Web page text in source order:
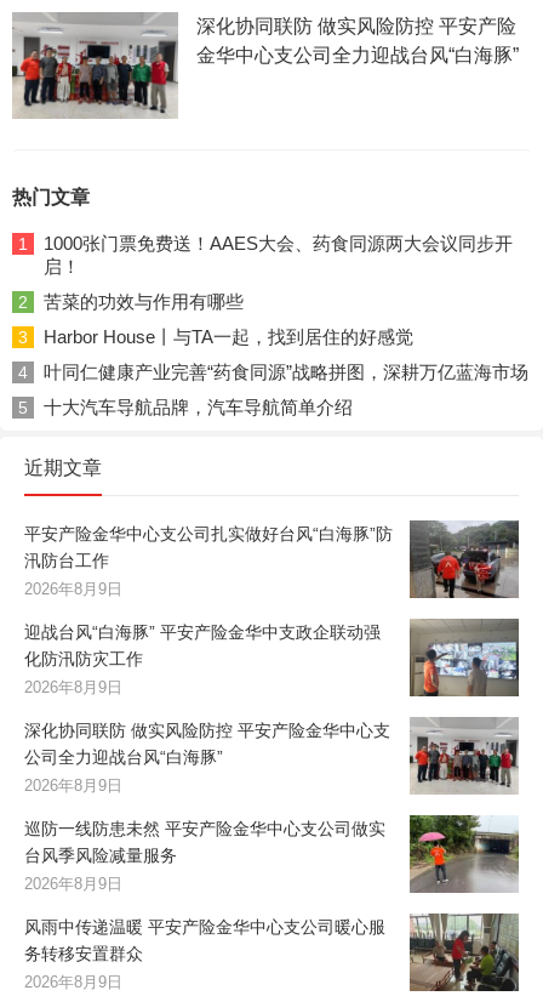
深化协同联防 做实风险防控 平安产险
金华中心支公司全力迎战台风“白海豚”
热门文章
1
1000张门票免费送！AAES大会、药食同源两大会议同步开
启！
2 苦菜的功效与作用有哪些
3 Harbor House丨与TA一起，找到居住的好感觉
4 叶同仁健康产业完善“药食同源”战略拼图，深耕万亿蓝海市场
5 十大汽车导航品牌，汽车导航简单介绍
近期文章
平安产险金华中心支公司扎实做好台风“白海豚”防
汛防台工作
2026年8月9日
迎战台风“白海豚” 平安产险金华中支政企联动强
化防汛防灾工作
2026年8月9日
深化协同联防 做实风险防控 平安产险金华中心支
公司全力迎战台风“白海豚”
2026年8月9日
巡防一线防患未然 平安产险金华中心支公司做实
台风季风险减量服务
2026年8月9日
风雨中传递温暖 平安产险金华中心支公司暖心服
务转移安置群众
2026年8月9日